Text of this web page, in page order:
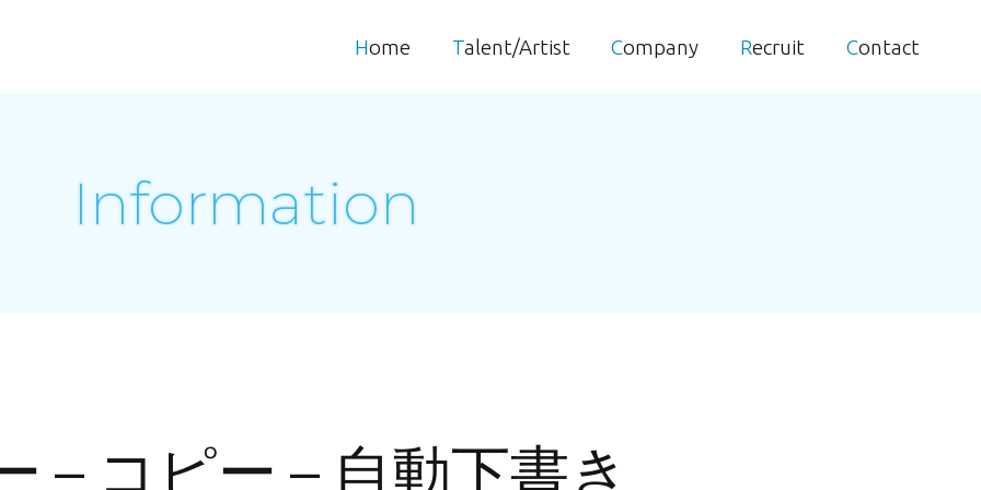
Home Talent/Artist Company Recruit Contact
Information
ー – コピー – 自動下書き